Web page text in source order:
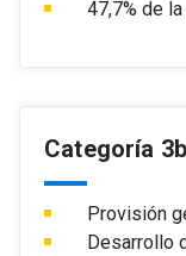
47,7% de
Categoría 3b
Provisión
Desarrollo